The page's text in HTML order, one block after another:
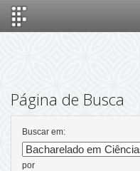
Página de Busca
Buscar em:
por